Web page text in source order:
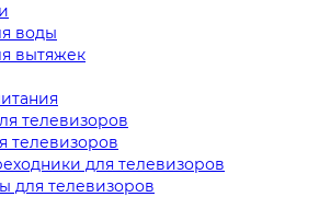
воды
вытяжек
телевизоров
телевизоров
для телевизоров
для телевизоров